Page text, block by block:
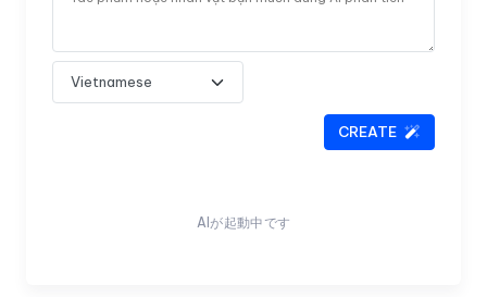
CREATE
AIが起動中です